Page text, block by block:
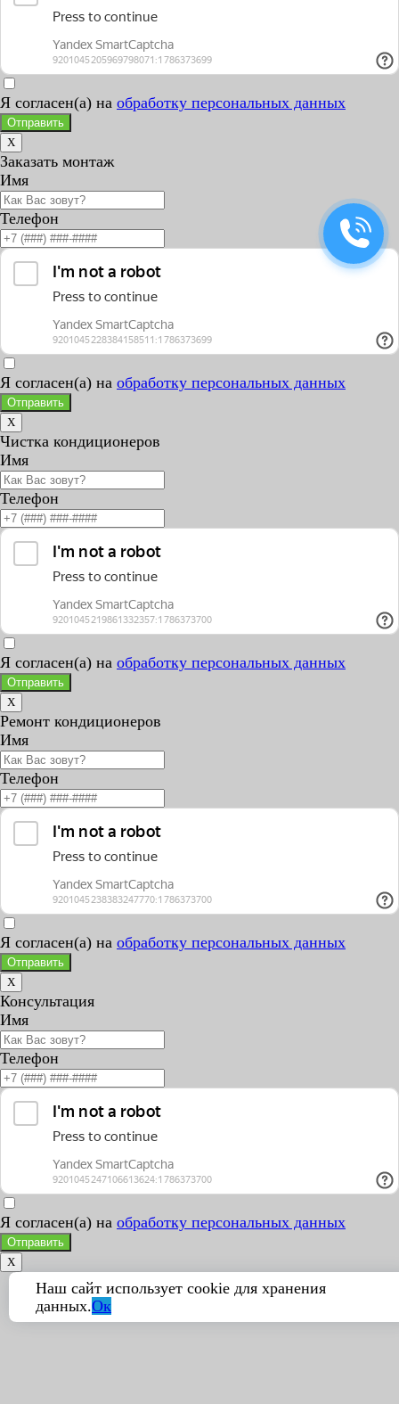
Я согласен(а) на обработку персональных данных
Отправить
X
Заказать монтаж
Имя
Телефон
Я согласен(а) на обработку персональных данных
Отправить
X
Чистка кондиционеров
Имя
Телефон
Я согласен(а) на обработку персональных данных
Отправить
X
Ремонт кондиционеров
Имя
Телефон
Я согласен(а) на обработку персональных данных
Отправить
X
Консультация
Имя
Телефон
Я согласен(а) на обработку персональных данных
Отправить
X
Наш сайт использует cookie для хранения
данных.Ок